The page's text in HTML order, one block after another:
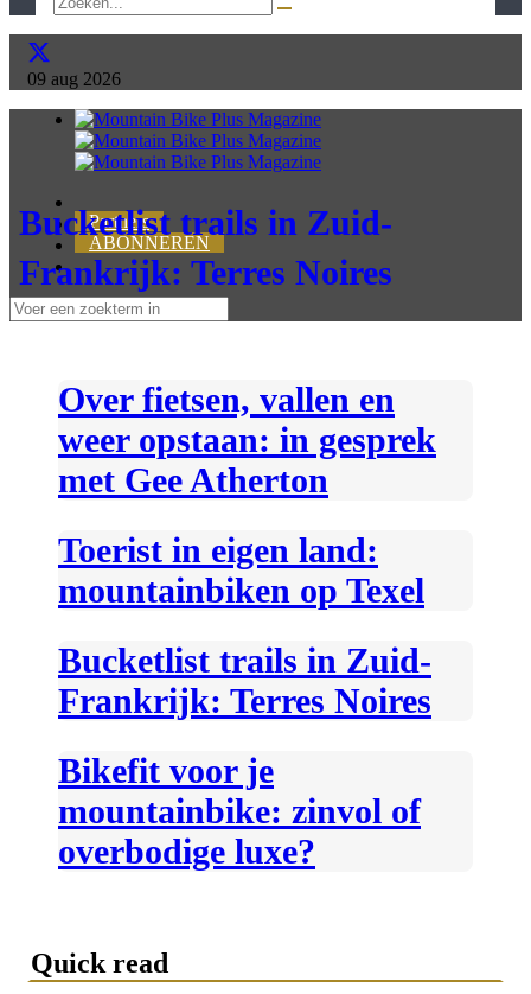
09 aug 2026
Partners
ABONNEREN
Bucketlist trails in Zuid-
Frankrijk: Terres Noires
Over fietsen, vallen en
weer opstaan: in gesprek
met Gee Atherton
Toerist in eigen land:
mountainbiken op Texel
Bucketlist trails in Zuid-
Frankrijk: Terres Noires
Bikefit voor je
mountainbike: zinvol of
overbodige luxe?
Quick read